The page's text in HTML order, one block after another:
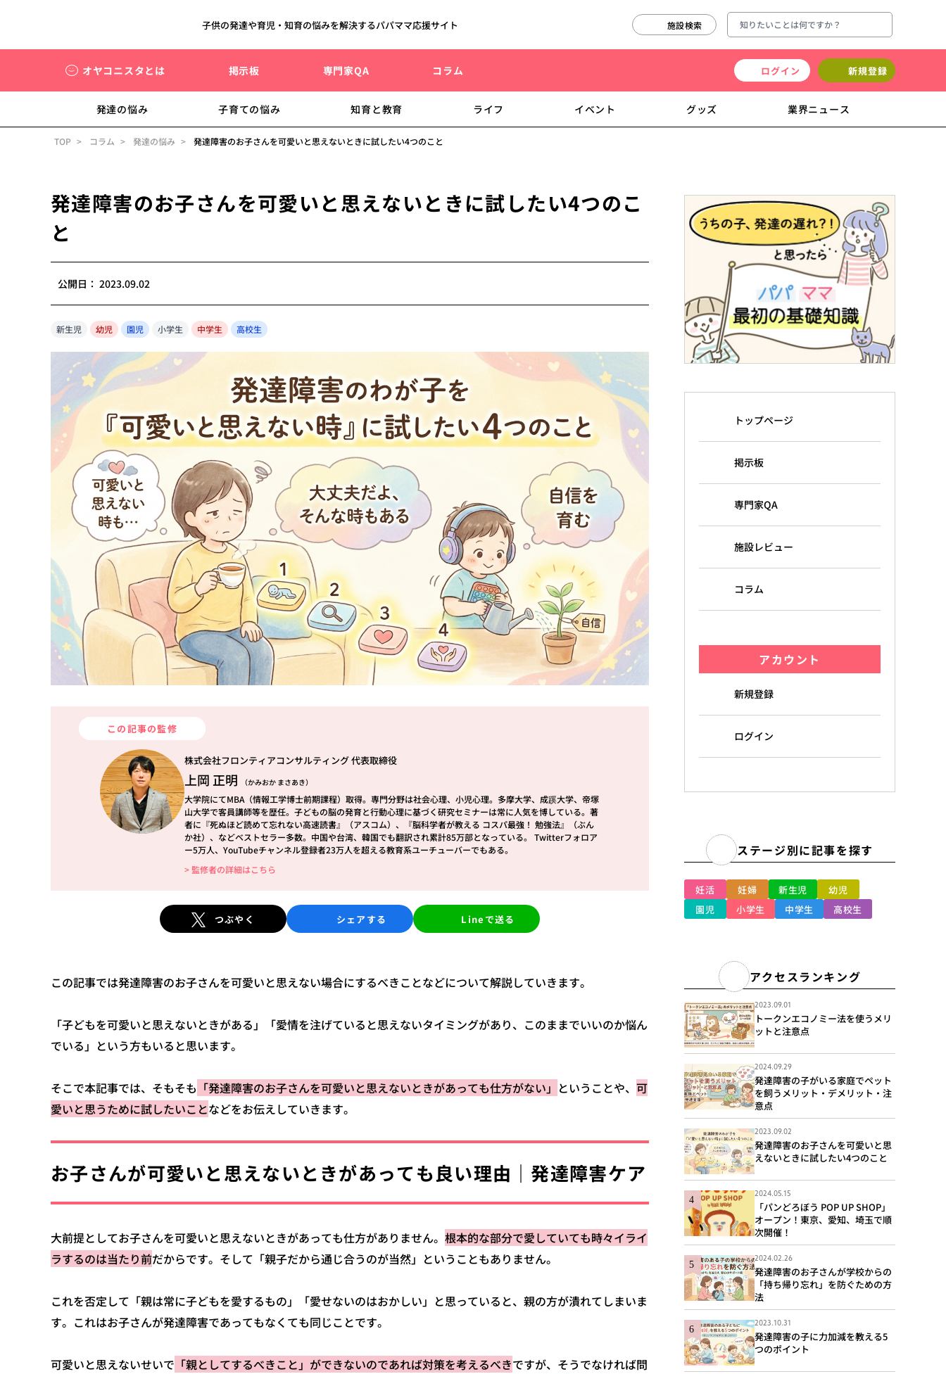
子供の発達や育児・知育の悩みを解決するパパママ応援サイト 施設検索
オヤコニスタとは 掲示板 専門家QA コラム ログイン 新規登録
発達の悩み 子育ての悩み 知育と教育 ライフ イベント グッズ 業界ニュース
TOP コラム 発達の悩み 発達障害のお子さんを可愛いと思えないときに試したい4つのこと
発達障害のお子さんを可愛いと思えないときに試したい4つのこ
と
公開日： 2023.09.02
新生児 幼児 園児 小学生 中学生 高校生
この記事の監修
株式会社フロンティアコンサルティング 代表取締役
上岡 正明 （かみおか まさあき）
大学院にてMBA（情報工学博士前期課程）取得。専門分野は社会心理、小児心理。多摩大学、成蹊大学、帝塚
山大学で客員講師等を歴任。子どもの脳の発育と行動心理に基づく研究セミナーは常に人気を博している。著
者に『死ぬほど読めて忘れない高速読書』（アスコム）、『脳科学者が教える コスパ最強！ 勉強法』（ぶん
か社）、などベストセラー多数。中国や台湾、韓国でも翻訳され累計85万部となっている。 Twitterフォロア
ー5万人、YouTubeチャンネル登録者23万人を超える教育系ユーチューバーでもある。
> 監修者の詳細はこちら
つぶやく シェアする Lineで送る
この記事では発達障害のお子さんを可愛いと思えない場合にするべきことなどについて解説していきます。
「子どもを可愛いと思えないときがある」「愛情を注げていると思えないタイミングがあり、このままでいいのか悩ん
でいる」という方もいると思います。
そこで本記事では、そもそも 「発達障害のお子さんを可愛いと思えないときがあっても仕方がない」 ということや、 可
愛いと思うために試したいことなどをお伝えしていきます。
お子さんが可愛いと思えないときがあっても良い理由｜発達障害ケア
大前提としてお子さんを可愛いと思えないときがあっても仕方がありません。 根本的な部分で愛していても時々イライ
ラするのは当たり前だからです。そして「親子だから通じ合うのが当然」ということもありません。
これを否定して「親は常に子どもを愛するもの」「愛せないのはおかしい」と思っていると、親の方が潰れてしまいま
す。これはお子さんが発達障害であってもなくても同じことです。
可愛いと思えないせいで 「親としてするべきこと」ができないのであれば対策を考えるべきですが、そうでなければ問
トップページ
掲示板
専門家QA
施設レビュー
コラム
アカウント
新規登録
ログイン
ステージ別に記事を探す
妊活 妊婦 新生児
幼児
園児
小学生 中学生 高校生
アクセスランキング
2023.09.01
トークンエコノミー法を使うメリ
ットと注意点
2024.09.29
発達障害の子がいる家庭でペット
を飼うメリット・デメリット・注
意点
2023.09.02
発達障害のお子さんを可愛いと思
えないときに試したい4つのこと
2024.05.15
「パンどろぼう POP UP SHOP」
オープン！東京、愛知、埼玉で順
次開催！
2024.02.26
発達障害のお子さんが学校からの
「持ち帰り忘れ」を防ぐための方
法
2023.10.31
発達障害の子に力加減を教える5
つのポイント